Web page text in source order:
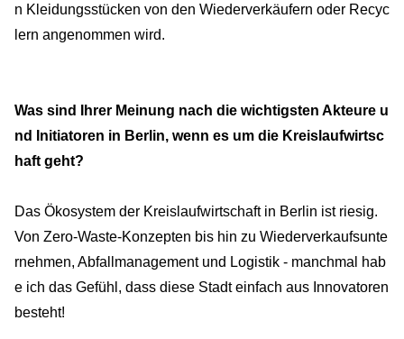
n Kleidungsstücken von den Wiederverkäufern oder Recyc
lern angenommen wird.
Was sind Ihrer Meinung nach die wichtigsten Akteure u
nd Initiatoren in Berlin, wenn es um die Kreislaufwirtsc
haft geht?
Das Ökosystem der Kreislaufwirtschaft in Berlin ist riesig.
Von Zero-Waste-Konzepten bis hin zu Wiederverkaufsunte
rnehmen, Abfallmanagement und Logistik - manchmal hab
e ich das Gefühl, dass diese Stadt einfach aus Innovatoren
besteht!